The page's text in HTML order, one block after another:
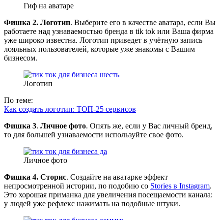
Гиф на аватаре
Фишка 2. Логотип. Выберите его в качестве аватара, если Вы
работаете над узнаваемостью бренда в tik tok или Ваша фирма
уже широко известна. Логотип приведет в учётную запись
лояльных пользователей, которые уже знакомы с Вашим
бизнесом.
Логотип
По теме:
Как создать логотип: ТОП-25 сервисов
Фишка 3. Личное фото. Опять же, если у Вас личный бренд,
то для большей узнаваемости используйте свое фото.
Личное фото
Фишка 4. Сторис. Создайте на аватарке эффект
непросмотренной истории, по подобию со Stories в Instagram.
Это хорошая приманка для увеличения посещаемости канала:
у людей уже рефлекс нажимать на подобные штуки.